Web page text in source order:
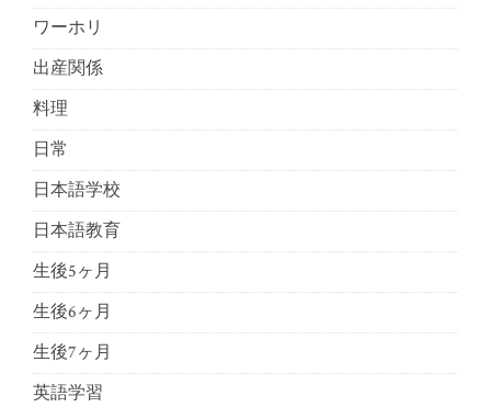
ワーホリ
出産関係
料理
日常
日本語学校
日本語教育
生後5ヶ月
生後6ヶ月
生後7ヶ月
英語学習